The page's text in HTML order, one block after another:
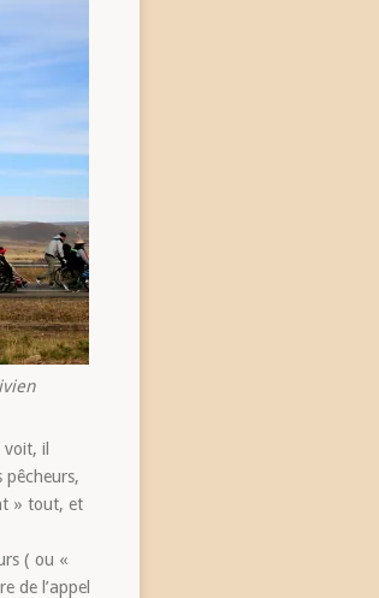
il
» tout, et
( ou «
de l’appel